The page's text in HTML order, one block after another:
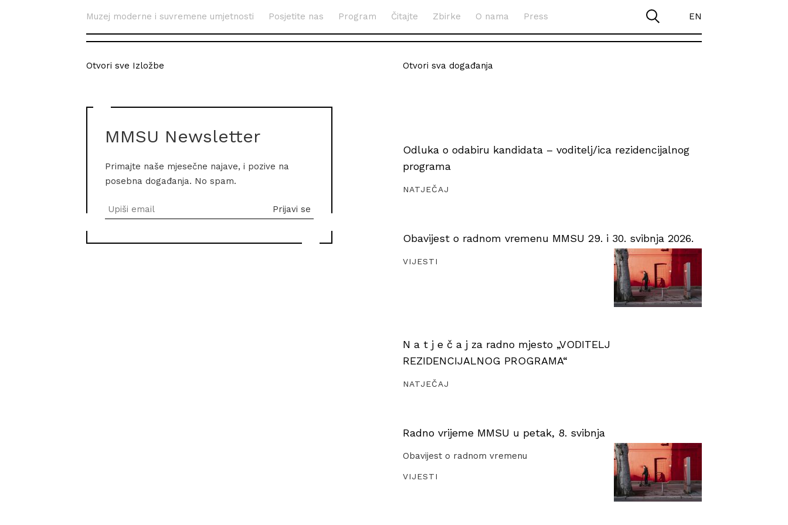
Muzej moderne i suvremene umjetnosti Posjetite nas Program Čitajte Zbirke O nama Press EN
Otvori sve Izložbe
MMSU Newsletter
Primajte naše mjesečne najave, i pozive na
posebna događanja. No spam.
Otvori sva događanja
Odluka o odabiru kandidata – voditelj/ica rezidencijalnog
programa
NATJEČAJ
Obavijest o radnom vremenu MMSU 29. i 30. svibnja 2026.
VIJESTI
N a t j e č a j za radno mjesto „VODITELJ
REZIDENCIJALNOG PROGRAMA“
NATJEČAJ
Radno vrijeme MMSU u petak, 8. svibnja
Obavijest o radnom vremenu
VIJESTI